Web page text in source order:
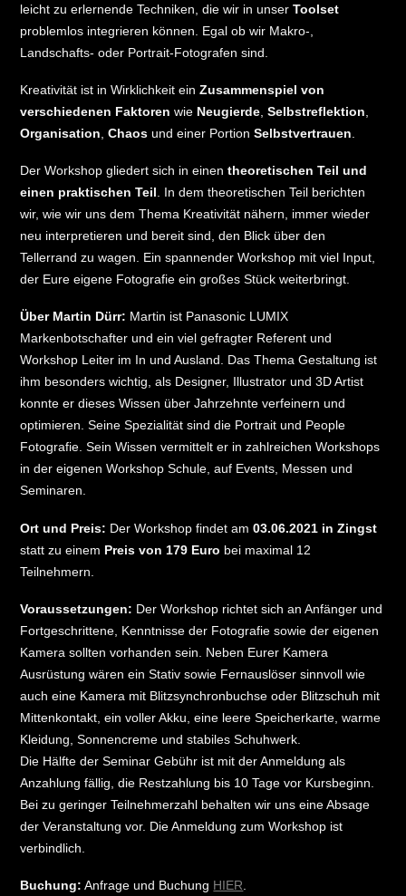
leicht zu erlernende Techniken, die wir in unserToolset
problemlos integrieren können. Egal ob wir Makro-,
Landschafts- oder Portrait-Fotografen sind.
Kreativität ist in Wirklichkeit einZusammenspiel von
verschiedenen Faktoren wie Neugierde ,Selbstreflektion
Organisation ,Chaos und einer PortionSelbstvertrauen
Der Workshop gliedert sich in einentheoretischen Teil und
einen praktischen Teil . In dem theoretischen Teil berichten
wir, wie wir uns dem Thema Kreativität nähern, immer wieder
neu interpretieren und bereit sind, den Blick über den
Tellerrand zu wagen. Ein spannender Workshop mit viel Input,
der Eure eigene Fotografie ein großes Stück weiterbringt.
Über Martin Dürr: Martin ist Panasonic LUMIX
Markenbotschafter und ein viel gefragter Referent und
Workshop Leiter im In und Ausland. Das Thema Gestaltung ist
ihm besonders wichtig, als Designer, Illustrator und 3D Artist
konnte er dieses Wissen über Jahrzehnte verfeinern und
optimieren. Seine Spezialität sind die Portrait und People
Fotografie. Sein Wissen vermittelt er in zahlreichen Workshops
in der eigenen Workshop Schule, auf Events, Messen und
Seminaren.
Ort und Preis: Der Workshop findet am03.06.2021 in Zingst
statt zu einem Preis von 179 Euro bei maximal 12
Teilnehmern.
Voraussetzungen: Der Workshop richtet sich an Anfänger und
Fortgeschrittene, Kenntnisse der Fotografie sowie der eigenen
Kamera sollten vorhanden sein. Neben Eurer Kamera
Ausrüstung wären ein Stativ sowie Fernauslöser sinnvoll wie
auch eine Kamera mit Blitzsynchronbuchse oder Blitzschuh mit
Mittenkontakt, ein voller Akku, eine leere Speicherkarte, warme
Kleidung, Sonnencreme und stabiles Schuhwerk.
Die Hälfte der Seminar Gebühr ist mit der Anmeldung als
Anzahlung fällig, die Restzahlung bis 10 Tage vor Kursbeginn.
Bei zu geringer Teilnehmerzahl behalten wir uns eine Absage
der Veranstaltung vor. Die Anmeldung zum Workshop ist
verbindlich.
Buchung: Anfrage und Buchung HIER.